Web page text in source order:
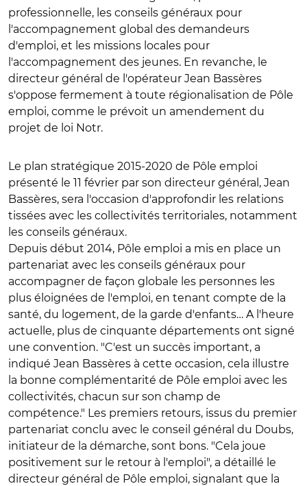
professionnelle, les conseils généraux pour
l'accompagnement global des demandeurs
d'emploi, et les missions locales pour
l'accompagnement des jeunes. En revanche, le
directeur général de l'opérateur Jean Bassères
s'oppose fermement à toute régionalisation de Pôle
emploi, comme le prévoit un amendement du
projet de loi Notr.
Le plan stratégique 2015-2020 de Pôle emploi
présenté le 11 février par son directeur général, Jean
Bassères, sera l'occasion d'approfondir les relations
tissées avec les collectivités territoriales, notamment
les conseils généraux.
Depuis début 2014, Pôle emploi a mis en place un
partenariat avec les conseils généraux pour
accompagner de façon globale les personnes les
plus éloignées de l'emploi, en tenant compte de la
santé, du logement, de la garde d'enfants… A l'heure
actuelle, plus de cinquante départements ont signé
une convention. "C'est un succès important, a
indiqué Jean Bassères à cette occasion, cela illustre
la bonne complémentarité de Pôle emploi avec les
collectivités, chacun sur son champ de
compétence." Les premiers retours, issus du premier
partenariat conclu avec le conseil général du Doubs,
initiateur de la démarche, sont bons. "Cela joue
positivement sur le retour à l'emploi", a détaillé le
directeur général de Pôle emploi, signalant que la